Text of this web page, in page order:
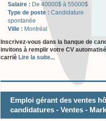
Salaire : De 40000$ à 55000$
Type de poste : Candidature
spontanée
Ville : Montréal
Inscrivez-vous dans la banque de
invitons à remplir votre CV
carriè Lire la suite...
Emploi gérant des ventes
candidatures - Ventes -